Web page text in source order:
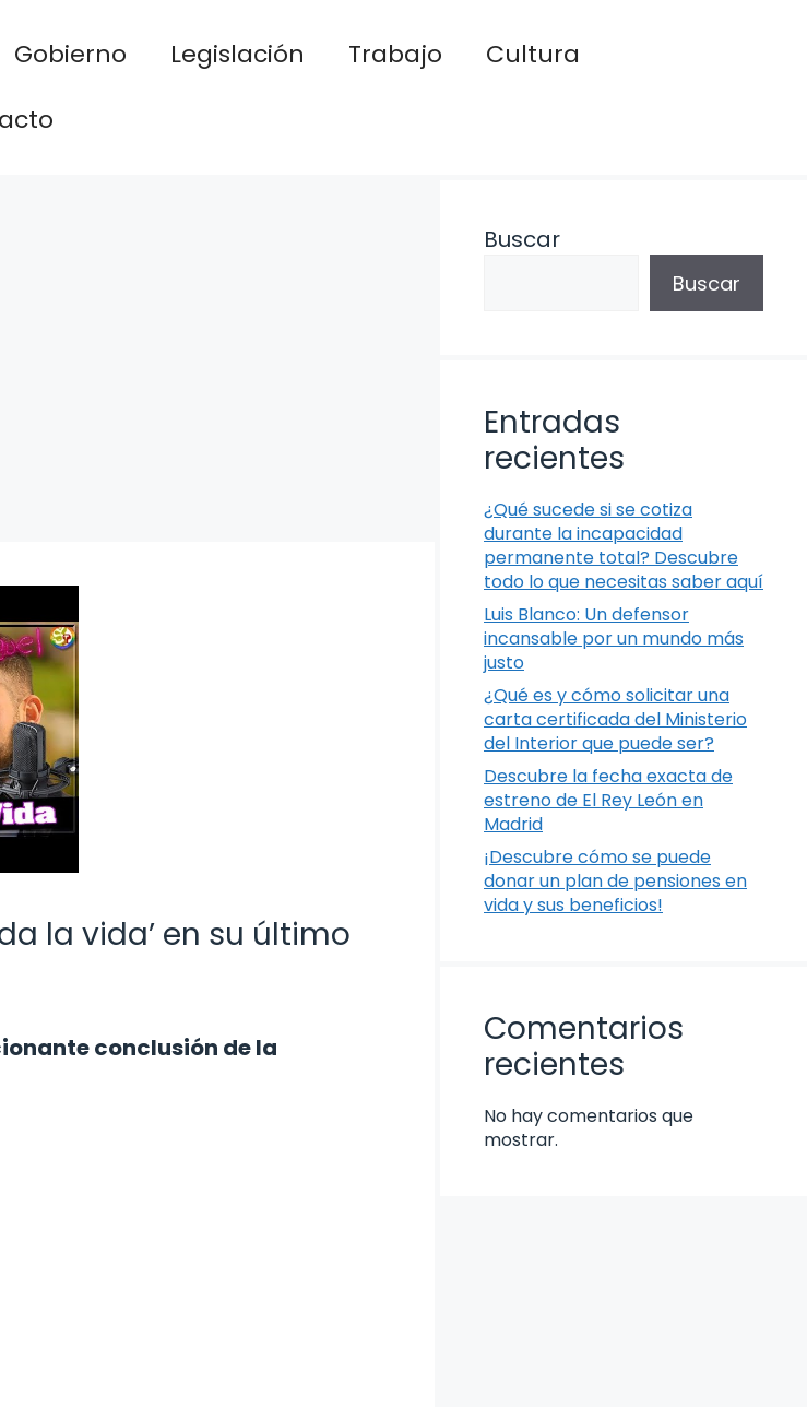
Gobierno Legislación Trabajo
Cultura
la vida’ en su último
conclusión de la
Buscar
Buscar
Entradas
recientes
¿Qué sucede si se cotiza
durante la incapacidad
permanente total? Descubre
todo lo que necesitas saber aquí
Luis Blanco: Un defensor
incansable por un mundo más
justo
¿Qué es y cómo solicitar una
carta certificada del Ministerio
del Interior que puede ser?
Descubre la fecha exacta de
estreno de El Rey León en
Madrid
¡Descubre cómo se puede
donar un plan de pensiones en
vida y sus beneficios!
Comentarios
recientes
No hay comentarios que
mostrar.